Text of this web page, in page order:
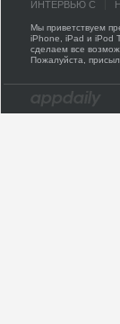
ИНТЕРВЬЮ С
Мы приветствуем
iPhone, iPad и iPod
сделаем все
Пожалуйста,